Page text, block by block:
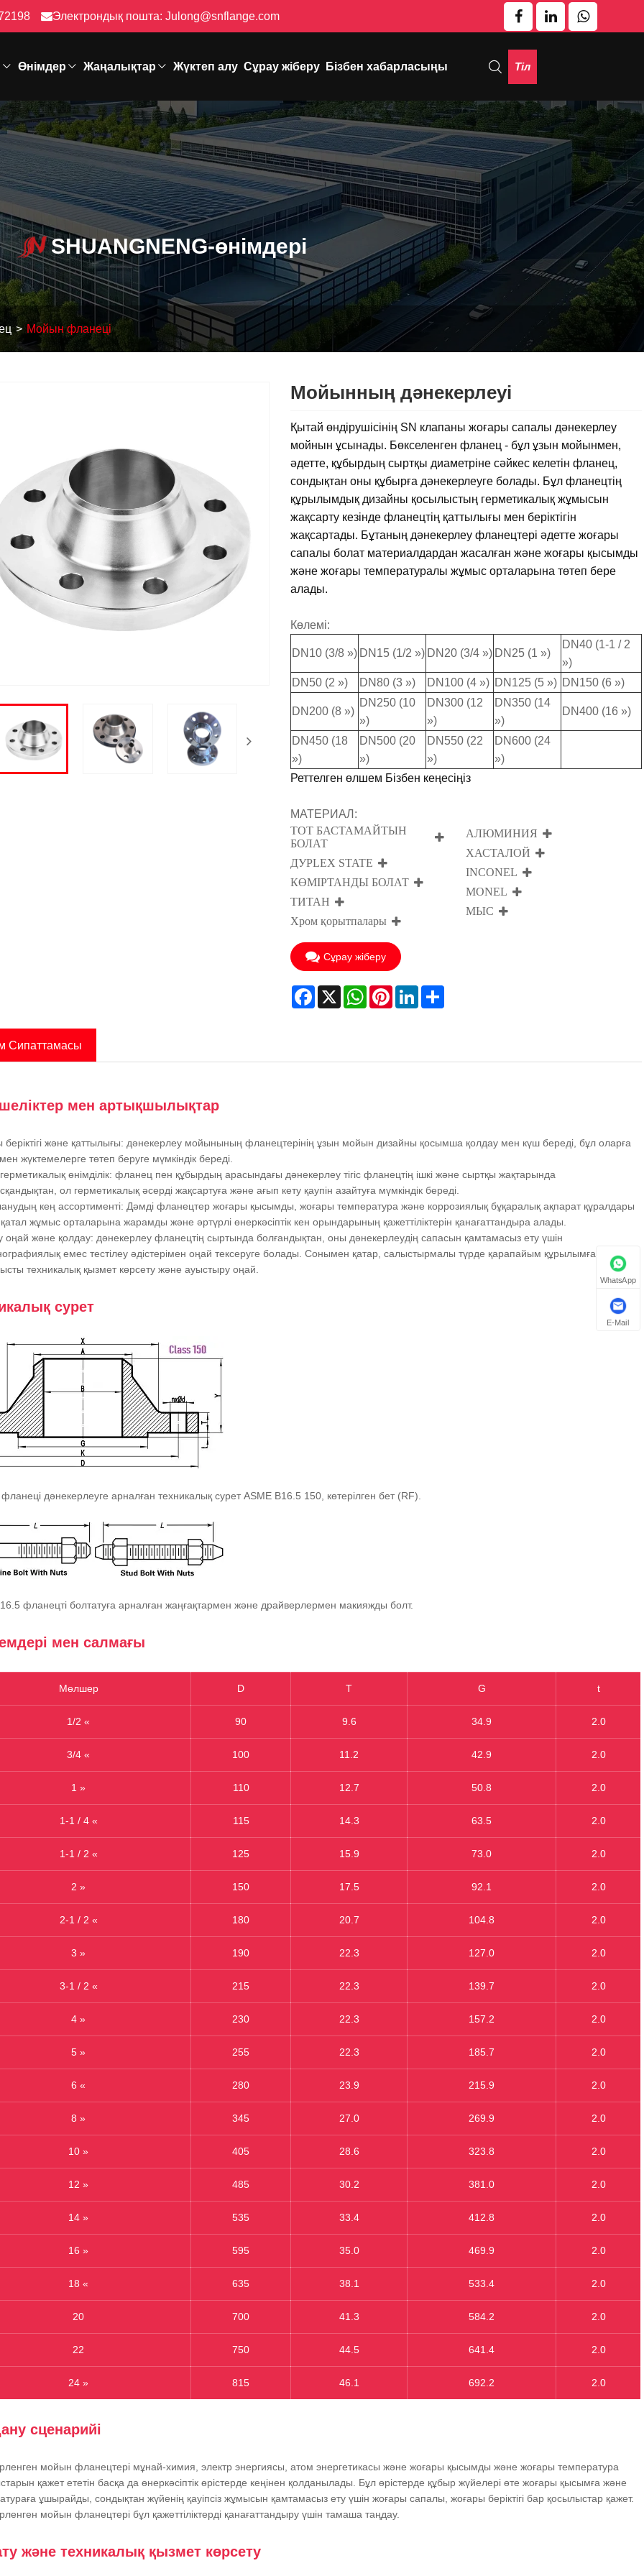
Электрондық пошта: Julong@snflange.com
Өнімдер Жаңалықтар Жүктеп алу Сұрау жіберу Бізбен хабарласыңы Тіл
SHUANGNENG-өнімдері
Мойын фланеці
Мойынның дәнекерлеуі
Қытай өндірушісінің SN клапаны жоғары сапалы дәнекерлеу
мойнын ұсынады. Бөкселенген фланец - бұл ұзын мойынмен,
әдетте, құбырдың сыртқы диаметріне сәйкес келетін фланец,
сондықтан оны құбырға дәнекерлеуге болады. Бұл фланецтің
құрылымдық дизайны қосылыстың герметикалық жұмысын
жақсарту кезінде фланецтің қаттылығы мен беріктігін
жақсартады. Бұтаның дәнекерлеу фланецтері әдетте жоғары
сапалы болат материалдардан жасалған және жоғары қысымды
және жоғары температуралы жұмыс орталарына төтеп бере
алады.
Көлемі:
DN10 (3/8 ») DN15 (1/2 ») DN20 (3/4 ») DN25 (1 »)
DN40 (1-1 / 2
»)
DN50 (2 »)
DN80 (3 ») DN100 (4 ») DN125 (5 ») DN150 (6 »)
DN200 (8 »)
DN250 (10
»)
DN300 (12
»)
DN350 (14
»)
DN400 (16 »)
DN450 (18
»)
DN500 (20
»)
DN550 (22
»)
DN600 (24
»)
Реттелген өлшем Бізбен кеңесіңіз
МАТЕРИАЛ:
ТОТ БАСТАМАЙТЫН
БОЛАТ
ДУPLEX STATE
КӨМІРТАНДЫ БОЛАТ
ТИТАН
Хром қорытпалары
АЛЮМИНИЯ
ХАСТАЛОЙ
INCONEL
MONEL
МЫС
Сұрау жіберу
Facebook
X WhatsApp
PinterestLinkedInShare
Сипаттамасы
мен артықшылықтар
және қаттылығы: дәнекерлеу мойынының фланецтерінің ұзын мойын дизайны қосымша қолдау мен күш береді, бұл оларға
жүктемелерге төтеп беруге мүмкіндік береді.
өнімділік: фланец пен құбырдың арасындағы дәнекерлеу тігіс фланецтің ішкі және сыртқы жақтарында
ол герметикалық әсерді жақсартуға және ағып кету қаупін азайтуға мүмкіндік береді.
кең ассортименті: Дәмді фланецтер жоғары қысымды, жоғары температура және коррозиялық бұқаралық ақпарат құралдары
жұмыс орталарына жарамды және әртүрлі өнеркәсіптік кен орындарының қажеттіліктерін қанағаттандыра алады.
оңай және қолдау: дәнекерлеу фланецтің сыртында болғандықтан, оны дәнекерлеудің сапасын қамтамасыз ету үшін
емес тестілеу әдістерімен оңай тексеруге болады. Сонымен қатар, салыстырмалы түрде қарапайым құрылымға
техникалық қызмет көрсету және ауыстыру оңай.
сурет
дәнекерлеуге арналған техникалық сурет ASME B16.5 150, көтерілген бет (RF).
фланецті болтатуға арналған жаңғақтармен және драйверлермен макияжды болт.
мен салмағы
Мөлшер D T G t
1/2 « 90 9.6 34.9 2.0
3/4 « 100 11.2 42.9 2.0
1 » 110 12.7 50.8 2.0
1-1 / 4 « 115 14.3 63.5 2.0
1-1 / 2 « 125 15.9 73.0 2.0
2 » 150 17.5 92.1 2.0
2-1 / 2 « 180 20.7 104.8 2.0
3 » 190 22.3 127.0 2.0
3-1 / 2 « 215 22.3 139.7 2.0
4 » 230 22.3 157.2 2.0
5 » 255 22.3 185.7 2.0
6 « 280 23.9 215.9 2.0
8 » 345 27.0 269.9 2.0
10 » 405 28.6 323.8 2.0
12 » 485 30.2 381.0 2.0
14 » 535 33.4 412.8 2.0
16 » 595 35.0 469.9 2.0
18 « 635 38.1 533.4 2.0
20 700 41.3 584.2 2.0
22 750 44.5 641.4 2.0
24 » 815 46.1 692.2 2.0
сценарийі
мойын фланецтері мұнай-химия, электр энергиясы, атом энергетикасы және жоғары қысымды және жоғары температура
қажет ететін басқа да өнеркәсіптік өрістерде кеңінен қолданылады. Бұл өрістерде құбыр жүйелері өте жоғары қысымға және
ұшырайды, сондықтан жүйенің қауіпсіз жұмысын қамтамасыз ету үшін жоғары сапалы, жоғары беріктігі бар қосылыстар қажет.
мойын фланецтері бұл қажеттіліктерді қанағаттандыру үшін тамаша таңдау.
және техникалық қызмет көрсету
WhatsApp
E-Mail